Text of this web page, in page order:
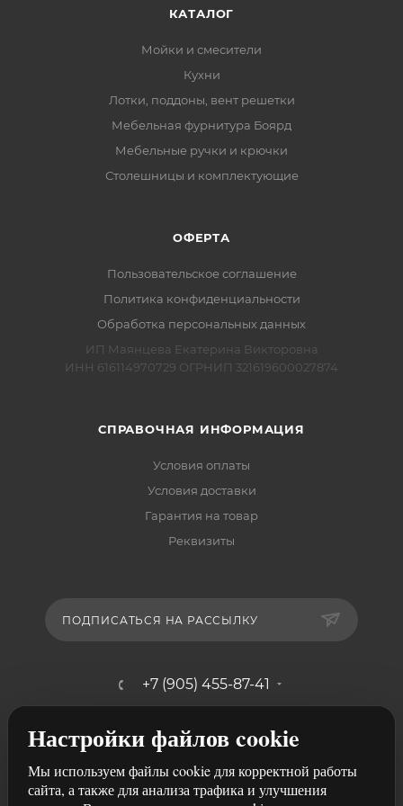
КАТАЛОГ
Мойки и смесители
Кухни
Лотки, поддоны, вент решетки
Мебельная фурнитура Боярд
Мебельные ручки и крючки
Столешницы и комплектующие
ОФЕРТА
Пользовательское соглашение
Политика конфиденциальности
Обработка персональных данных
ИП Маянцева Екатерина Викторовна
ИНН 616114970729 ОГРНИП 321619600027874
СПРАВОЧНАЯ ИНФОРМАЦИЯ
Условия оплаты
Условия доставки
Гарантия на товар
Реквизиты
ПОДПИСАТЬСЯ НА РАССЫЛКУ
+7 (905) 455-87-41
г. Ростов-на-Дону, ул. Щербакова,
107/29
Настройки файлов cookie
Мы используем файлы cookie для корректной работы
сайта, а также для анализа трафика и улучшения